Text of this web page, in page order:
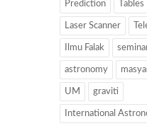
Prediction Tables
Laser Scanner
Ilmu Falak
astronomy
UM graviti
International